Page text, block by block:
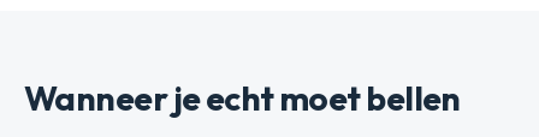
Wanneer je echt moet bellen